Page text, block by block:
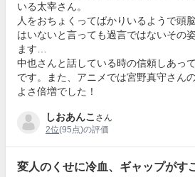
いる太宰さん。
人をおちょくってばかりいるようで頭
はいないと言っても過言ではないその
ます…
中也さんと話している時の信頼しあっ
です。また、アニメでは宮野真守さん
よさ倍増でした！
しおあんこ さん
2位(95点)の評価
変人のくせに冷血、ギャップがす